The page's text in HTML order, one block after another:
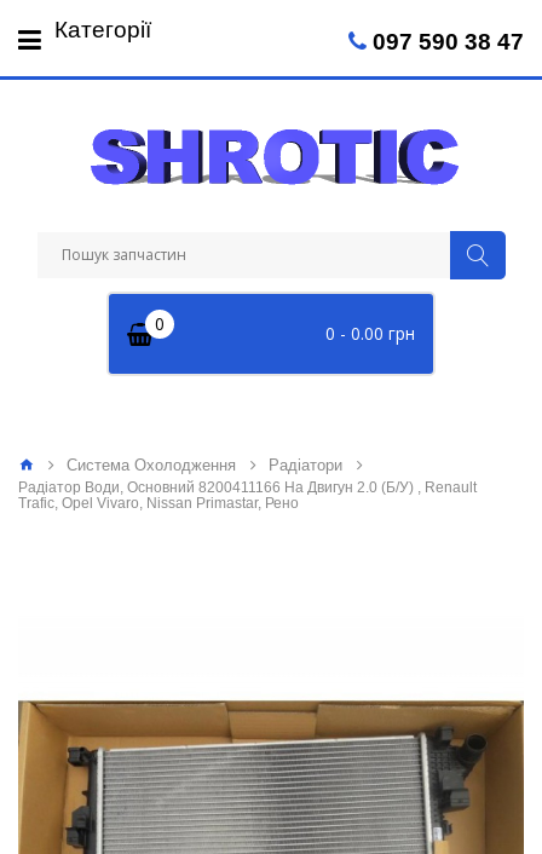
Сб: 09:00 - 14:00
0 - 0.00 грн
0
097 590 38 47
Категорії
Система Охолодження Радіатори
Радіатор Води, Основний 8200411166 На Двигун 2.0 (Б/У) , Renault
Trafic, Opel Vivaro, Nissan Primastar, Рено